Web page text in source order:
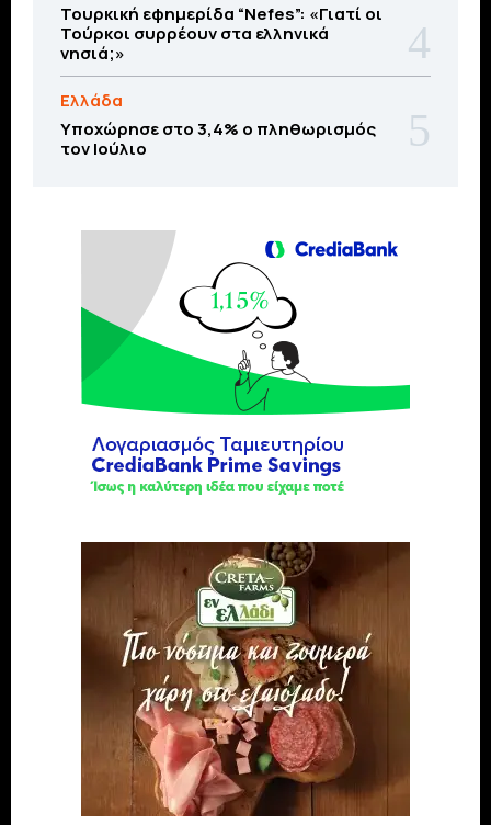
Τουρκική εφημερίδα “Nefes”: «Γιατί οι
Τούρκοι συρρέουν στα ελληνικά
νησιά;»
Ελλάδα
Υποχώρησε στο 3,4% ο πληθωρισμός
τον Ιούλιο